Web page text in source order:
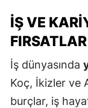
İŞ VE
FIRSATLAR
İş dünyasında
Koç, İkizler ve
burçlar, iş